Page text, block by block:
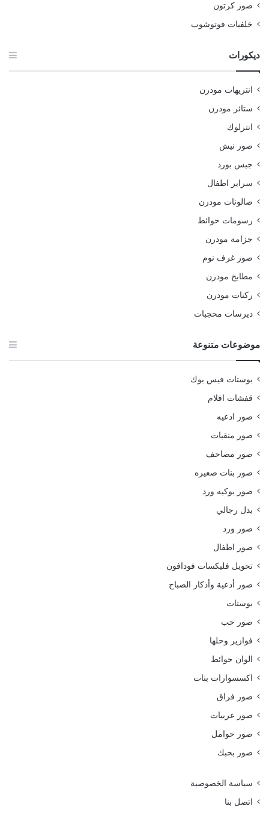
صور كرتون
خلفيات فوتوشوب
ديكورات
انتريهات مودرن
ستائر مودرن
انترلوك
صور نيش
جبس بورد
سراير اطفال
صالونات مودرن
رسومات حوائط
جزامة مودرن
صور غرف نوم
مطابخ مودرن
ركنات مودرن
ديرسات محجبات
موضوعات متنوعة
بوستات فيس بوك
قفشات افلام
صور ادعيه
صور منقبات
صور مصاحف
صور بنات صغيره
صور بوكيه ورد
بدل رجالي
صور ورد
صور اطفال
تحويل فليكسات فودافون
صور أدعية وأذكار الصباح
بوستات
صور حب
فوازير وحلها
الوان حوائط
اكسسوارات بنات
صور فراق
صور عربيات
صور حوامل
صور بحبك
سياسة الخصوصية
اتصل بنا